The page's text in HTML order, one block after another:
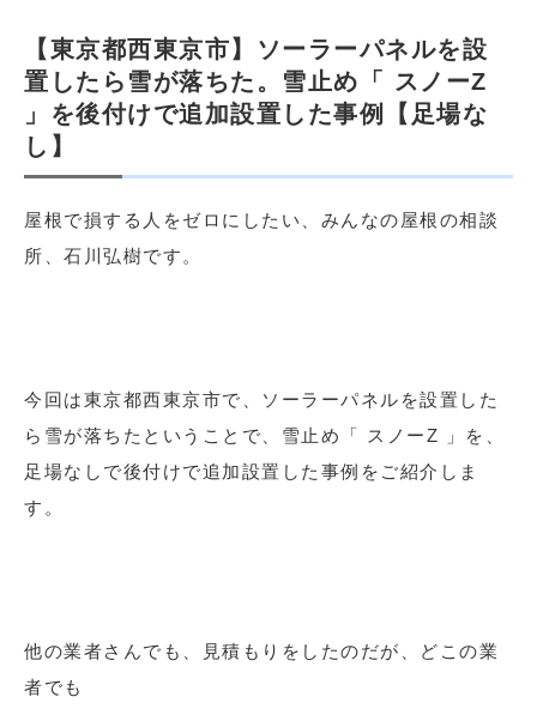
【東京都西東京市】ソーラーパネルを設
置したら雪が落ちた。雪止め「 スノーZ
」を後付けで追加設置した事例【足場な
し】
屋根で損する人をゼロにしたい、みんなの屋根の相談
所、石川弘樹です。
今回は東京都西東京市で、ソーラーパネルを設置した
ら雪が落ちたということで、雪止め「 スノーZ 」を、
足場なしで後付けで追加設置した事例をご紹介しま
す。
他の業者さんでも、見積もりをしたのだが、どこの業
者でも